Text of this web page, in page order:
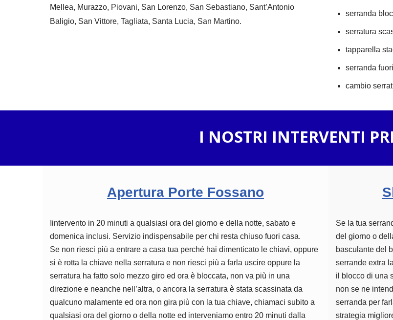
Mellea, Murazzo, Piovani, San Lorenzo, San Sebastiano, Sant’Antonio
Baligio, San Vittore, Tagliata, Santa Lucia, San Martino.
serranda
serratura
tapparella
serranda
cambio
I NOSTRI INTERVENTI
Apertura Porte Fossano
Iintervento in 20 minuti a qualsiasi ora del giorno e della notte, sabato e
domenica inclusi. Servizio indispensabile per chi resta chiuso fuori casa.
Se non riesci più a entrare a casa tua perché hai dimenticato le chiavi, oppure
si è rotta la chiave nella serratura e non riesci più a farla uscire oppure la
serratura ha fatto solo mezzo giro ed ora è bloccata, non va più in una
direzione e neanche nell’altra, o ancora la serratura è stata scassinata da
qualcuno malamente ed ora non gira più con la tua chiave, chiamaci subito a
qualsiasi ora del giorno o della notte ed interveniamo entro 20 minuti dalla
Se la tua
del giorno o
basculante del
serrande extra
il blocco di una
non se ne
serranda per
strategia